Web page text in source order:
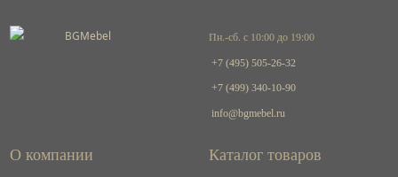
Пн.-сб. с 10:00 до 19:00
+7 (495) 505-26-32
+7 (499) 340-10-90
info@bgmebel.ru
О компании Каталог товаров